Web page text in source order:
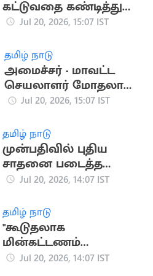
கட்டுவதை கண்டித்து
தேமுதிக போராட்டம்
Jul 20, 2026, 15:07 IST
தமிழ் நாடு
அமைச்சர் - மாவட்ட
செயலாளர் மோதலால்
தவெக பொதுக்கூட்டம்
Jul 20, 2026, 15:07 IST
தமிழ் நாடு
முன்பதிவில் புதிய
சாதனை படைத்த
ஜனநாயகன்
Jul 20, 2026, 14:07 IST
தமிழ் நாடு
"கூடுதலாக
மின்கட்டணம்
செலுத்தியிருந்தால்
Jul 20, 2026, 14:07 IST